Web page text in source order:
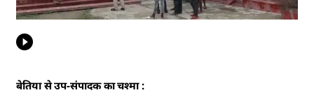
बेतिया से उप-संपादक का चश्मा :